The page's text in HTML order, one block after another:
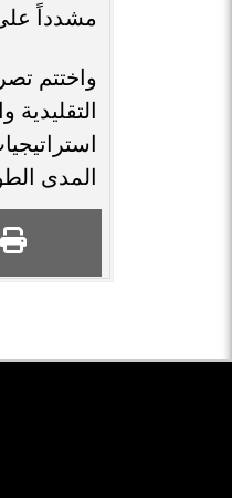
مشدداً
واختتم
المدى